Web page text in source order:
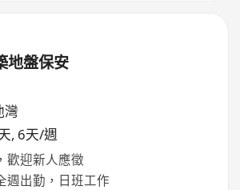
地盤保安
灣
, 6天/週
歡迎新人應徵
週出勤，日班工作